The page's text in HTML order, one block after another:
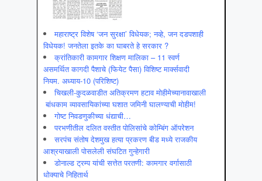
महाराष्ट्र विशेष ‘जन सुरक्षा’ विधेयक; नव्हे, जन दडपशाही
विधेयक! जनतेला इतके का घाबरते हे सरकार ?
क्रांतिकारी कामगार शिक्षण मालिका – 11 स्वर्ण
असमर्थित कागदी पैशाचे (फियेट पैसा) विशिष्ट मार्क्सवादी
नियम. अध्याय-10 (परिशिष्ट)
चिखली-कुदळवाडीत अतिक्रमण हटाव मोहीमेच्यानावाखाली
बांधकाम व्यावसायिकांच्या घशात जमिनी घालण्याची मोहीम!
गोष्ट निवडणुकीच्या धंद्याची…
परभणीतील दलित वस्तीत पोलिसांचे कोम्बिंग ऑपरेशन
सरपंच संतोष देशमुख हत्या प्रकरण बीड मध्ये राजकीय
आश्रयाखाली पोसलेली संघटित गुन्हेगारी
डोनाल्ड ट्रम्प यांची सत्तेत परतणी: कामगार वर्गासाठी
धोक्याचे निहितार्थ